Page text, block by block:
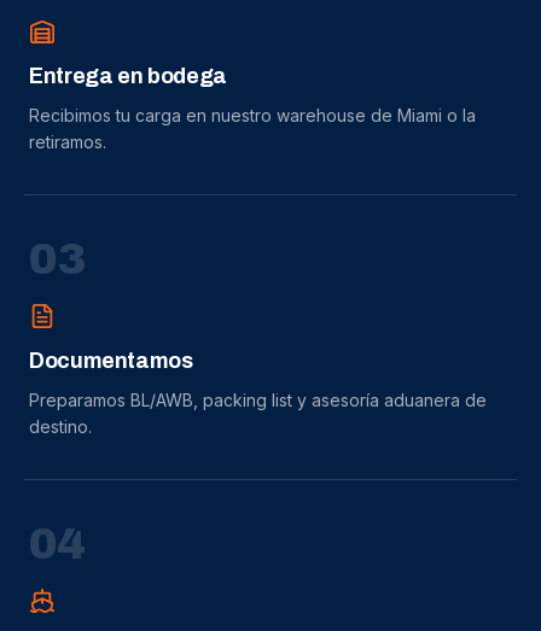
Entrega en bodega
Recibimos tu carga en nuestro warehouse de Miami o la
retiramos.
03
Documentamos
Preparamos BL/AWB, packing list y asesoría aduanera de
destino.
04